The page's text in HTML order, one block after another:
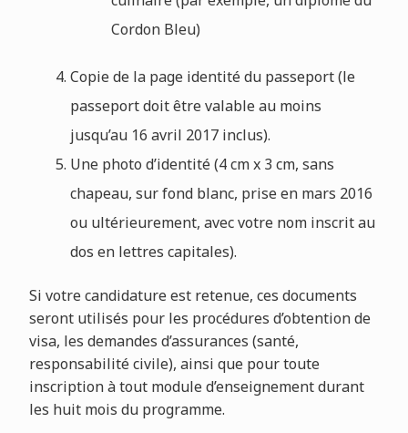
Cordon Bleu)
Copie de la page identité du passeport (le
passeport doit être valable au moins
jusqu’au 16 avril 2017 inclus).
Une photo d’identité (4 cm x 3 cm, sans
chapeau, sur fond blanc, prise en mars 2016
ou ultérieurement, avec votre nom inscrit au
dos en lettres capitales).
Si votre candidature est retenue, ces documents
seront utilisés pour les procédures d’obtention de
visa, les demandes d’assurances (santé,
responsabilité civile), ainsi que pour toute
inscription à tout module d’enseignement durant
les huit mois du programme.